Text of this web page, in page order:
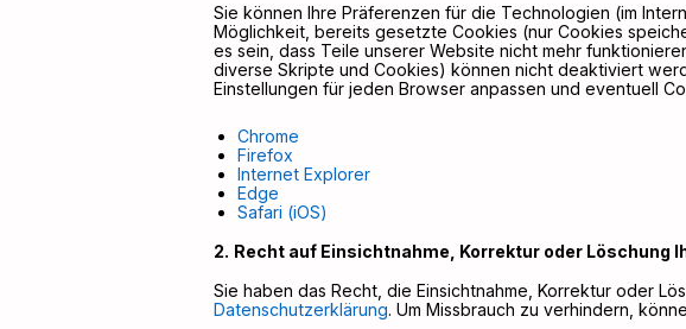
Sie können Ihre Präferenzen für die Technologien (im
Möglichkeit, bereits gesetzte Cookies (nur Cookies
es sein, dass Teile unserer Website nicht mehr
diverse Skripte und Cookies) können nicht deaktiviert
Einstellungen für jeden Browser anpassen und eventuell
Chrome
Firefox
Internet Explorer
Edge
Safari (iOS)
Recht auf Einsichtnahme, Korrektur oder Löschung
Sie haben das Recht, die Einsichtnahme, Korrektur oder
Datenschutzerklärung. Um Missbrauch zu verhindern,